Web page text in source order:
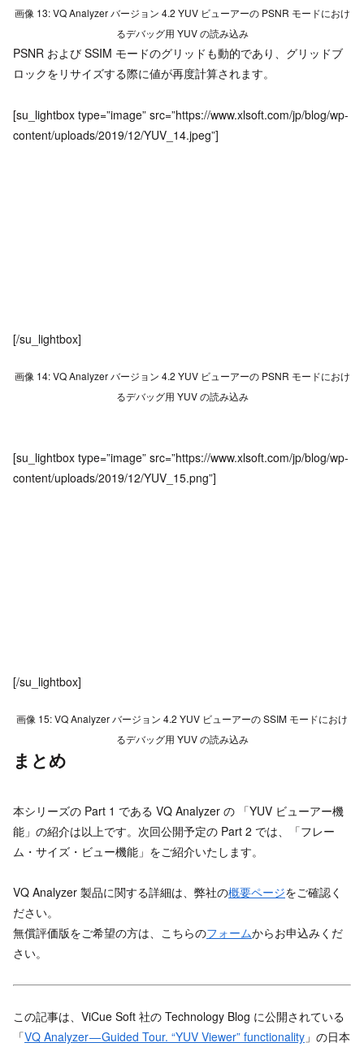
画像 13: VQ Analyzer バージョン 4.2 YUV ビューアーの PSNR モードにおけ
るデバッグ用 YUV の読み込み
PSNR および SSIM モードのグリッドも動的であり、グリッドブ
ロックをリサイズする際に値が再度計算されます。
[su_lightbox type=”image” src=”https://www.xlsoft.com/jp/blog/wp-
content/uploads/2019/12/YUV_14.jpeg”]
[/su_lightbox]
画像 14: VQ Analyzer バージョン 4.2 YUV ビューアーの PSNR モードにおけ
るデバッグ用 YUV の読み込み
[su_lightbox type=”image” src=”https://www.xlsoft.com/jp/blog/wp-
content/uploads/2019/12/YUV_15.png”]
[/su_lightbox]
画像 15: VQ Analyzer バージョン 4.2 YUV ビューアーの SSIM モードにおけ
るデバッグ用 YUV の読み込み
まとめ
本シリーズの Part 1 である VQ Analyzer の 「YUV ビューアー機
能」の紹介は以上です。次回公開予定の Part 2 では、「フレー
ム・サイズ・ビュー機能」をご紹介いたします。
VQ Analyzer 製品に関する詳細は、弊社の概要ページをご確認く
ださい。
無償評価版をご希望の方は、こちらのフォームからお申込みくだ
さい。
この記事は、ViCue Soft 社の Technology Blog に公開されている
「VQ Analyzer — Guided Tour. “YUV Viewer” functionality 」の日本